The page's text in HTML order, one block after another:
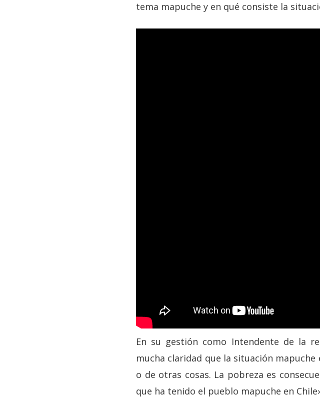
tema mapuche y en qué consiste la
En su gestión como Intendente de la
mucha claridad que la situación
o de otras cosas. La pobreza es
que ha tenido el pueblo mapuche en